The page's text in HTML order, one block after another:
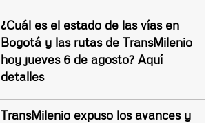
¿Cuál es el estado de las vías en
Bogotá y las rutas de TransMilenio
hoy jueves 6 de agosto? Aquí
detalles
TransMilenio expuso los avances y